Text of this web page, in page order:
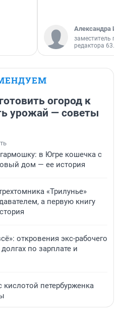
Александра
заместитель
редактора 63.RU
огород к
урожай — советы
в Югре кошечка с
дом — ее история
«Трилунье»
а первую книгу
откровения экс-рабочего
по зарплате и
петербурженка